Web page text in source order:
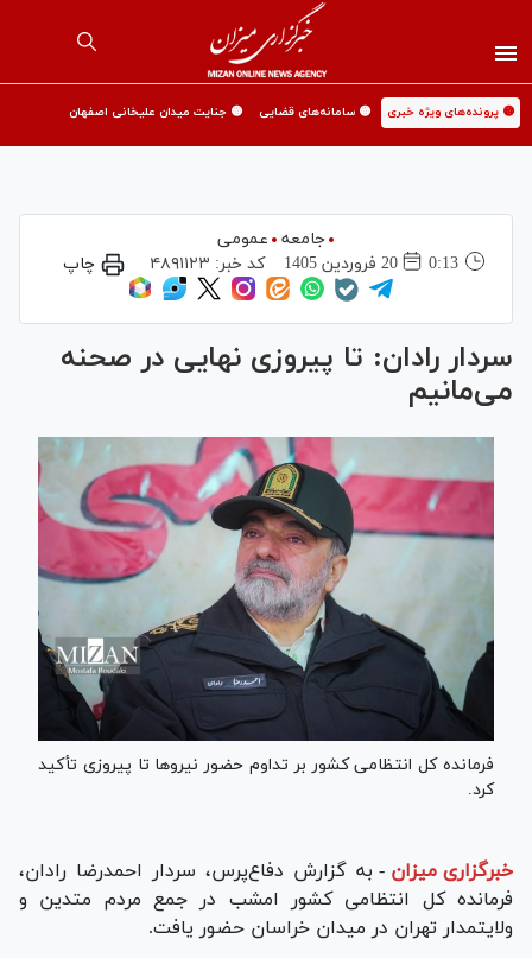
🟡 پرونده‌های ویژه خبری 🟡 سامانه‌های قضایی 🟡 جنایت میدان علیخانی اصفهان
جامعه
عمومی
0:13
20 فروردين 1405 کد خبر: ۴۸۹۱۱۲۳ چاپ
سردار رادان: تا پیروزی نهایی در صحنه
می‌مانیم
فرمانده کل انتظامی کشور بر تداوم حضور نیرو‌ها تا پیروزی تأکید
کرد.
خبرگزاری میزان - به گزارش دفاع‌پرس، سردار احمدرضا رادان،
فرمانده کل انتظامی کشور امشب در جمع مردم متدین و
ولایتمدار تهران در میدان خراسان حضور یافت.